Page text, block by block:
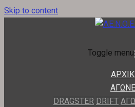
Skip to content
Toggle menu
DRAGSTER DRIFT